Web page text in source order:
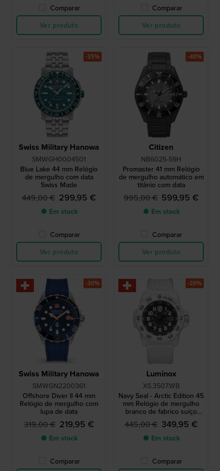
Comparar
Ver produto
Comparar
Ver produto
Swiss Military Hanowa
SMWGH0004501
Blue Lake 44 mm Relógio
de mergulho com data
Swiss Made
449,00 € 299,95 €
● Em stock
Comparar
Ver produto
-35%
Citizen
NB6025-59H
Promaster 41 mm Relógio
de mergulho automático em
titânio com data
995,00 € 599,95 €
● Em stock
Comparar
Ver produto
-40%
Swiss Military Hanowa
SMWGN2200361
Offshore Diver II 44 mm
Relógio de mergulho com
lupa de data
319,00 € 219,95 €
● Em stock
Comparar
-30%
Luminox
XS.3507.WB
Navy Seal - Arctic Edition 45
mm Relógio de mergulho
branco de fabrico suíço
com caixa composta de
fibra de vidro
445,00 € 349,95 €
● Em stock
Comparar
-20%